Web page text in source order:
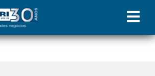
2022 | Coluna Zampieri IMG_9638